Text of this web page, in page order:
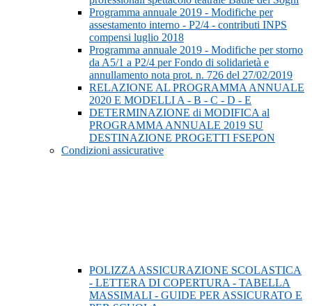
Programma annuale 2019 - Modifiche per
assestamento interno - P2/4 - contributi INPS
compensi luglio 2018
Programma annuale 2019 - Modifiche per storno
da A5/1 a P2/4 per Fondo di solidarietà e
annullamento nota prot. n. 726 del 27/02/2019
RELAZIONE AL PROGRAMMA ANNUALE
2020 E MODELLI A - B - C - D - E
DETERMINAZIONE di MODIFICA al
PROGRAMMA ANNUALE 2019 SU
DESTINAZIONE PROGETTI FSEPON
Condizioni assicurative
POLIZZA ASSICURAZIONE SCOLASTICA
- LETTERA DI COPERTURA - TABELLA
MASSIMALI - GUIDE PER ASSICURATO E